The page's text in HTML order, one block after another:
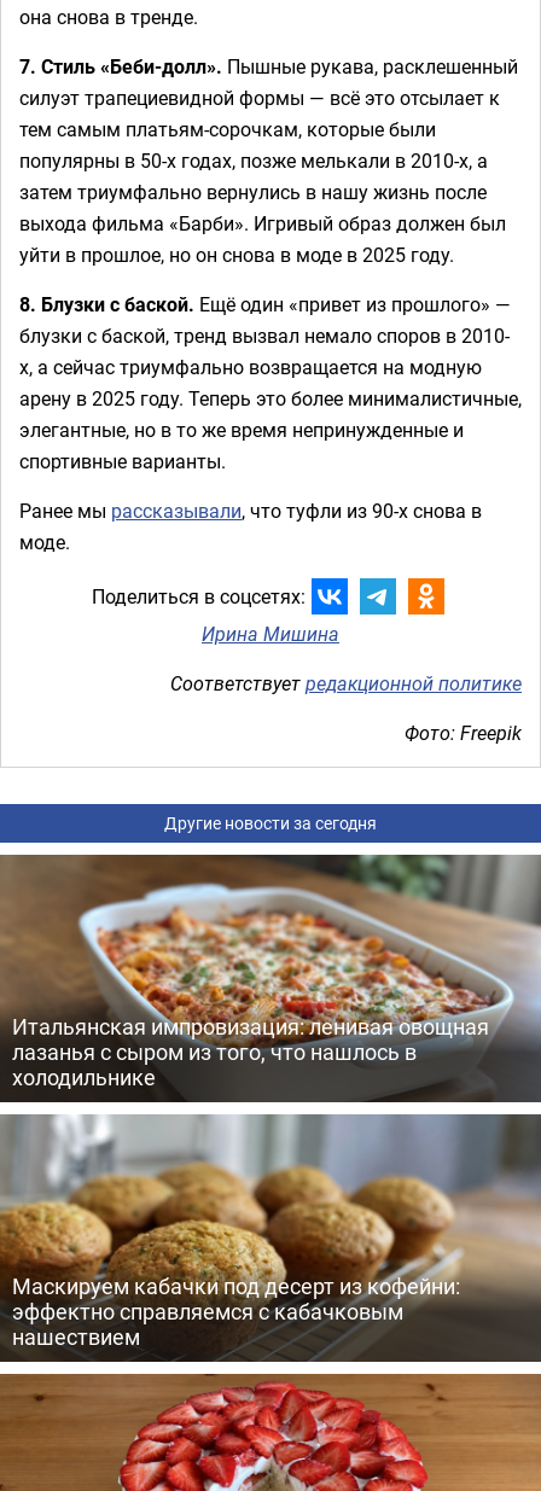
она снова в тренде.
7. Стиль «Беби-долл». Пышные рукава, расклешенный
силуэт трапециевидной формы — всё это отсылает к
тем самым платьям-сорочкам, которые были
популярны в 50-х годах, позже мелькали в 2010-х, а
затем триумфально вернулись в нашу жизнь после
выхода фильма «Барби». Игривый образ должен был
уйти в прошлое, но он снова в моде в 2025 году.
8. Блузки с баской. Ещё один «привет из прошлого» —
блузки с баской, тренд вызвал немало споров в 2010-
х, а сейчас триумфально возвращается на модную
арену в 2025 году. Теперь это более минималистичные,
элегантные, но в то же время непринужденные и
спортивные варианты.
Ранее мы рассказывали, что туфли из 90-х снова в
моде.
Поделиться в соцсетях:
Ирина Мишина
Соответствуетредакционной политике
Фото: Freepik
Другие новости за сегодня
Итальянская импровизация: ленивая овощная
лазанья с сыром из того, что нашлось в
холодильнике
Маскируем кабачки под десерт из кофейни:
эффектно справляемся с кабачковым
нашествием